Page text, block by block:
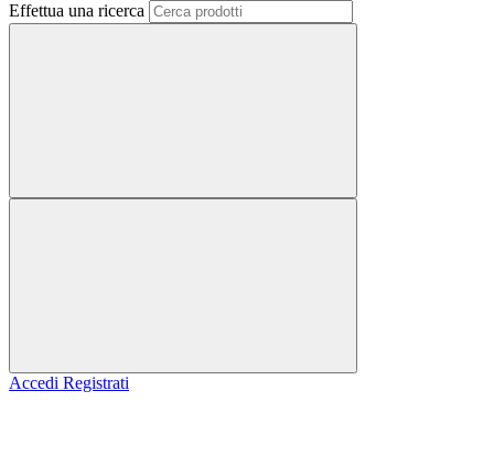
Effettua una ricerca
Accedi Registrati